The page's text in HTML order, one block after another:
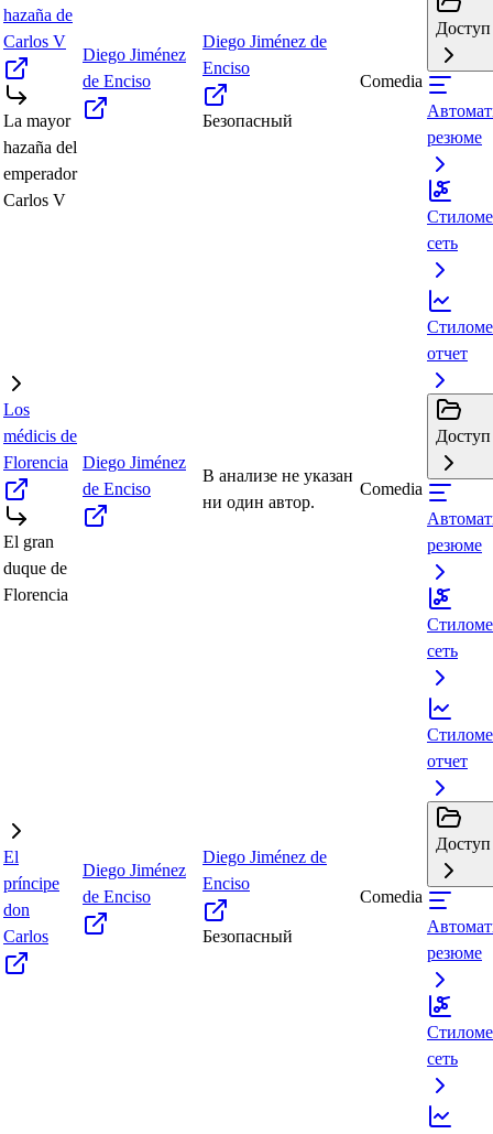
hazaña de
Carlos V
La mayor
hazaña del
emperador
Carlos V
Diego Jiménez
de Enciso
Diego Jiménez de
Enciso
Безопасный
Comedia
Доступ
резюме
сеть
Los
médicis de
Florencia
El gran
duque de
Florencia
Diego Jiménez
de Enciso
В анализе не указан
ни один автор.
Comedia
отчет
Доступ
резюме
сеть
El
príncipe
don
Carlos
Diego Jiménez
de Enciso
Diego Jiménez de
Enciso
Безопасный
Comedia
отчет
Доступ
резюме
сеть